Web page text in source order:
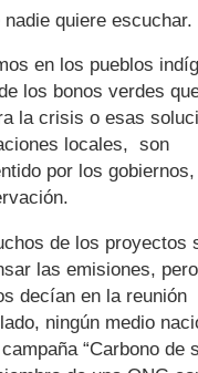
quiere escuchar.
en los pueblos
los bonos verdes
la crisis o esas
locales, son
por los
de los proyectos
las emisiones, pero
decían en la reunión
ningún medio
“Carbono de